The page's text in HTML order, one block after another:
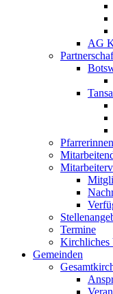
AG
Termine
Kirchliches
Gemeinden